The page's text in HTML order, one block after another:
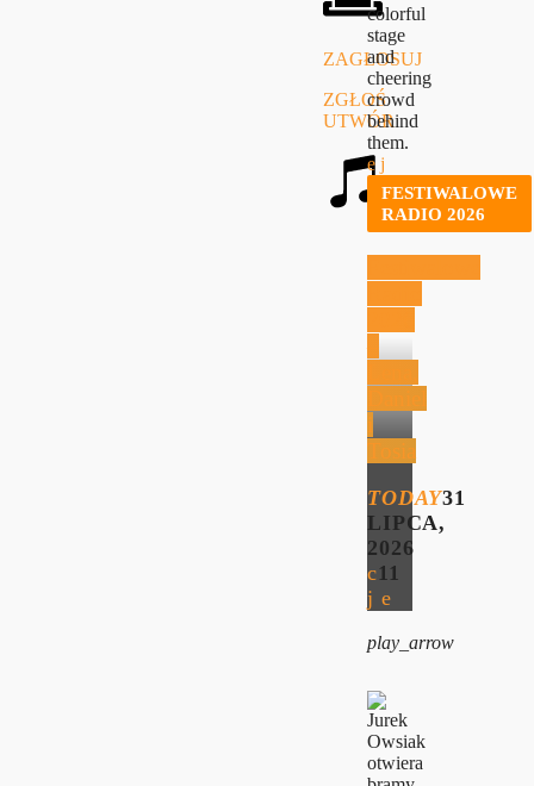
ZAGŁOSUJ
ZGŁOŚ
UTWÓR
FESTIWALOWE
RADIO 2026
i
Tosia
TODAY31
LIPCA,
2026
11
play_arrow